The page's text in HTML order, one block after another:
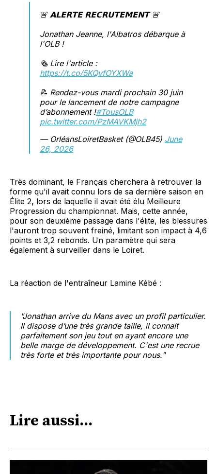
🚨 𝗔𝗟𝗘𝗥𝗧𝗘 𝗥𝗘𝗖𝗥𝗨𝗧𝗘𝗠𝗘𝗡𝗧 🚨
Jonathan Jeanne, l'Albatros débarque à
l'OLB !
🗞️ Lire l'article :
https://t.co/5KQvfOYXWa
📝 Rendez-vous mardi prochain 30 juin
pour le lancement de notre campagne
d’abonnement !#TousOLB
pic.twitter.com/PzMAVKMjh2
— OrléansLoiretBasket (@OLB45) June
26, 2026
Très dominant, le Français cherchera à retrouver la
forme qu'il avait connu lors de sa dernière saison en
Élite 2, lors de laquelle il avait été élu Meilleure
Progression du championnat. Mais, cette année,
pour son deuxième passage dans l'élite, les blessures
l'auront trop souvent freiné, limitant son impact à 4,6
points et 3,2 rebonds. Un paramètre qui sera
également à surveiller dans le Loiret.
La réaction de l'entraîneur Lamine Kébé :
"Jonathan arrive du Mans avec un profil particulier.
Il dispose d’une très grande taille, il connait
parfaitement son jeu tout en ayant encore une
belle marge de développement. C'est une recrue
très forte et très importante pour nous."
Lire aussi...